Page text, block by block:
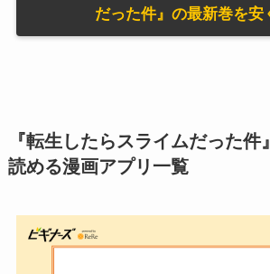
だった件』の最新巻を安
『転生したらスライムだった
読める漫画アプリ一覧